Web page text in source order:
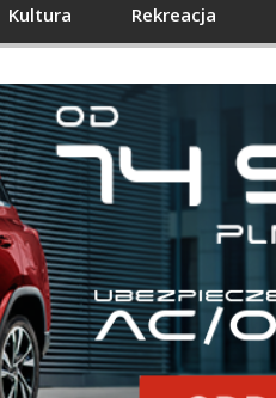
Kultura Rekreacja